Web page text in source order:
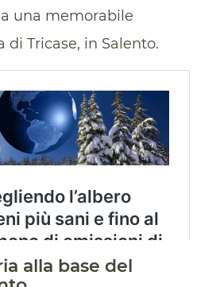
una memorabile
di Tricase, in Salento.
alla base del